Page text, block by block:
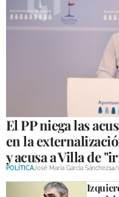
El PP niega las
en la
y acusa a Villa de
POLÍTICAJosé María García Sánchez14/